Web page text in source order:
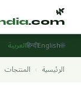
🌿
.com
🌐
English
हिन्दीالعربية
الرئيسية › المنتجات